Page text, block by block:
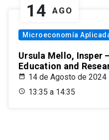
14 AGO
Microeconomía
Ursula Mello, Insper
Education and
14 de Agosto de 2024
13:35 a 14:35